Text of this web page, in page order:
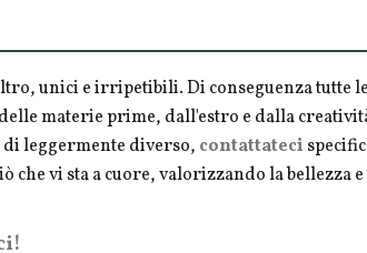
unici e irripetibili. Di conseguenza tutte
materie prime, dall'estro e dalla
di leggermente diverso, contattateci
vi sta a cuore, valorizzando la bellezza